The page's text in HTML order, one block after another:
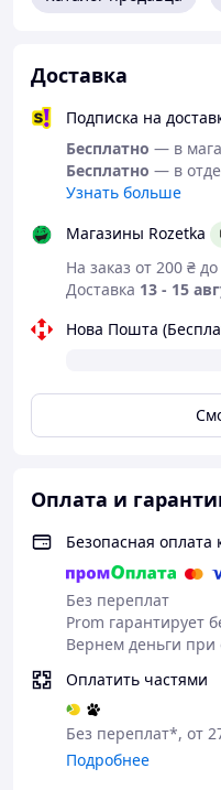
делают магнит с крючком
Материал:
Сила притяжения:
Температурный
Крепления
Создания
Фиксации
Научных и
1
* Внешний вид товара
Доставка
Подписка на
Бесплатно — в
Бесплатно — в
Узнать больше
Магазины Rozetka
На заказ от 200 ₴
Доставка 13 - 15
Нова Пошта
Оплата и
Безопасная оплата
Без переплат
Prom гарантирует
Вернем деньги при
Оплатить частями
Без переплат*, от
Подробнее